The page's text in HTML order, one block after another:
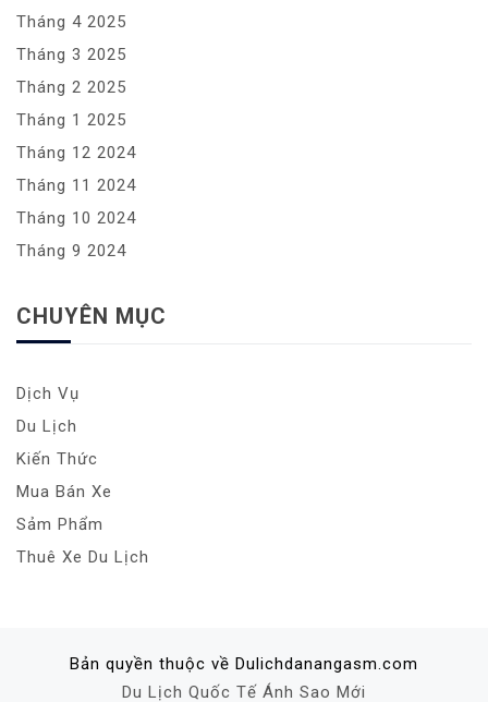
Tháng 4 2025
Tháng 3 2025
Tháng 2 2025
Tháng 1 2025
Tháng 12 2024
Tháng 11 2024
Tháng 10 2024
Tháng 9 2024
CHUYÊN MỤC
Dịch Vụ
Du Lịch
Kiến Thức
Mua Bán Xe
Sảm Phẩm
Thuê Xe Du Lịch
Bản quyền thuộc về Dulichdanangasm.com
Du Lịch Quốc Tế Ánh Sao Mới